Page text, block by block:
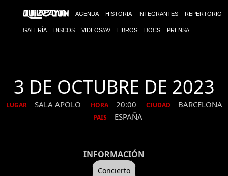
AGENDA HISTORIA INTEGRANTES REPERTORIO
GALERÍA DISCOS VIDEOS/AV LIBROS DOCS PRENSA
3 DE OCTUBRE DE 2023
LUGAR SALA APOLO HORA 20:00 CIUDAD BARCELONA
PAIS ESPAÑA
INFORMACIÓN
Concierto